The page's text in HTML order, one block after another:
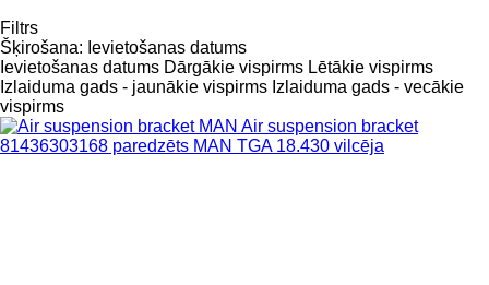
Filtrs
Šķirošana: Ievietošanas datums
Ievietošanas datums Dārgākie vispirms Lētākie vispirms
Izlaiduma gads - jaunākie vispirms Izlaiduma gads - vecākie
vispirms